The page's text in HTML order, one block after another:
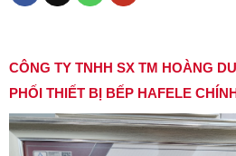
CÔNG TY TNHH SX TM HOÀNG
PHỐI THIẾT BỊ BẾP HAFELE